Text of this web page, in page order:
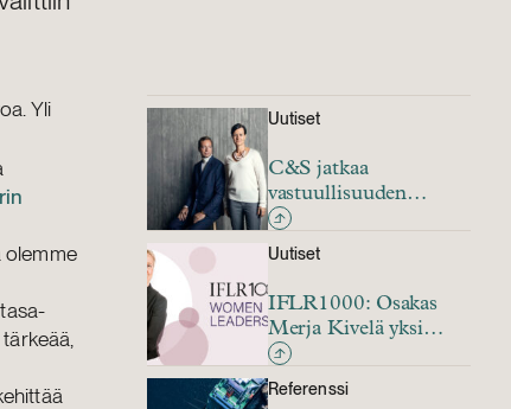
Yli
olemme
Uutiset
C&S jatkaa
vastuullisuuden
edelläkävijänä
juridiikassa – vuoden
vastuullisuusraportti
julkaistu
Uutiset
IFLR1000: Osakas
Merja Kivelä yksi
vuoden 2021
naisjohtajista
Referenssi